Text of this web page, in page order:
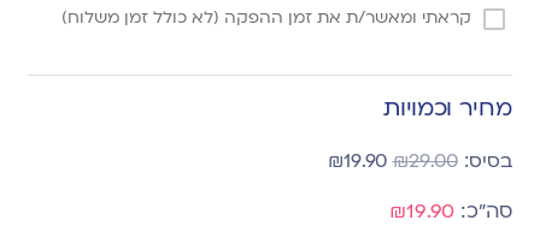
קראתי ומאשר/ת את זמן ההפקה (לא כולל זמן משלוח)
מחיר וכמויות
₪29.00
₪19.90
₪19.90